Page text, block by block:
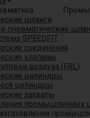
шланги
пневматические
SPEEDFIT
соединения
клапаны
воздуха (FRL)
цилиндры
цилиндры
захваты
промышленных